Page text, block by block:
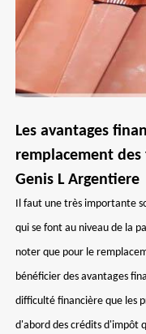
Les avantages
remplacement
Genis L Argentiere
Il faut une très importante
qui se font au niveau de la
noter que pour le
bénéficier des avantages
difficulté financière que les
d'abord des crédits d'impôt